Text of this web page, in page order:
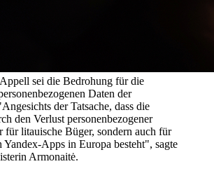
sei die Bedrohung für die
Daten der
der Tatsache, dass die
den Verlust personenbezogener
für litauische Büger, sondern auch für
Yandex-Apps in Europa besteht", sagte
Armonaitė.